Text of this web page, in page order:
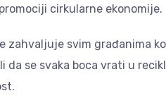
cirkularne ekonomije.
zahvaljuje svim građanima
da se svaka boca vrati u